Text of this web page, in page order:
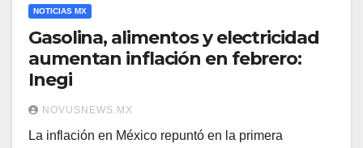
NOTICIAS MX
Gasolina, alimentos y electricidad
aumentan inflación en febrero:
Inegi
NOVUSNEWS.MX
La inflación en México repuntó en la primera